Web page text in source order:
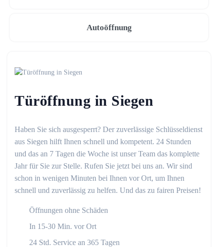
Autoöffnung
Türöffnung in Siegen
Haben Sie sich ausgesperrt? Der zuverlässige Schlüsseldienst
aus Siegen hilft Ihnen schnell und kompetent. 24 Stunden
und das an 7 Tagen die Woche ist unser Team das komplette
Jahr für Sie zur Stelle. Rufen Sie jetzt bei uns an. Wir sind
schon in wenigen Minuten bei Ihnen vor Ort, um Ihnen
schnell und zuverlässig zu helfen. Und das zu fairen Preisen!
Öffnungen ohne Schäden
In 15-30 Min. vor Ort
24 Std. Service an 365 Tagen